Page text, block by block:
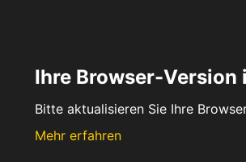
Ihre Browser-
Bitte aktualisieren Sie Ihre
Mehr erfahren